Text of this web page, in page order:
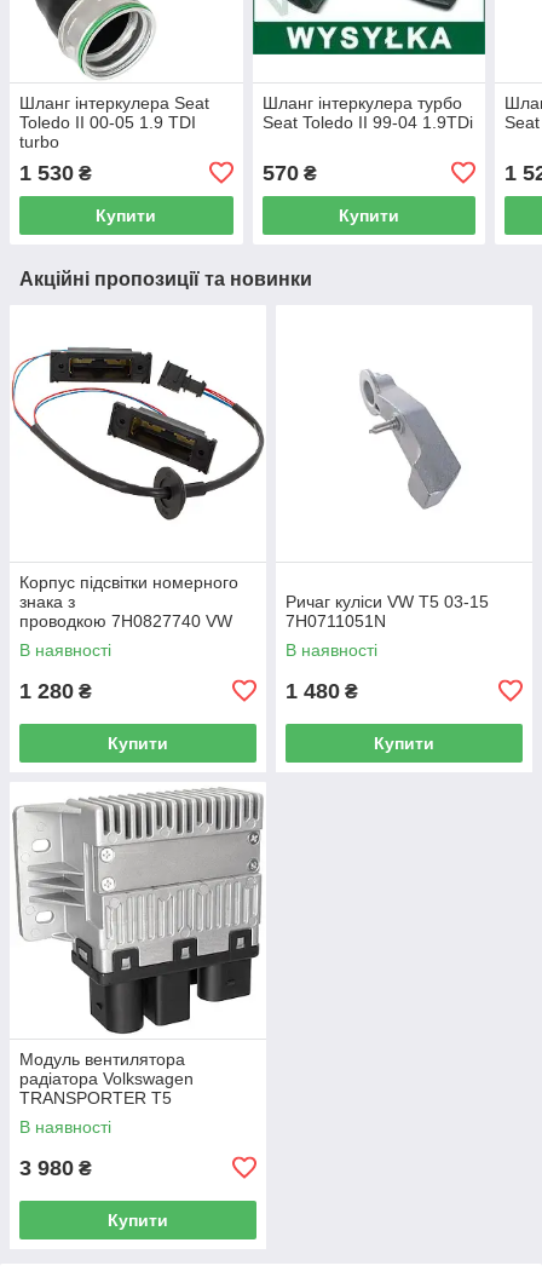
Шланг інтеркулера Seat
Toledo II 00-05 1.9 TDI
turbo
1 530 ₴
Купити
Шланг інтеркулера турбо
Seat Toledo II 99-04 1.9TDi
570₴
Купити
1
Акційні пропозиції та новинки
Корпус підсвітки номерного
знака з
проводкою 7H0827740 VW
Caddy III (2K) 2004-2015
/ Caddy IV (SA) 2016-
В наявності
1 280 ₴
Купити
Ричаг куліси VW T5 03-15
7H0711051N
В наявності
1 480 ₴
Купити
Модуль вентилятора
радіатора Volkswagen
TRANSPORTER T5
Фургон 03-15 7H0919506D
В наявності
3 980 ₴
Купити